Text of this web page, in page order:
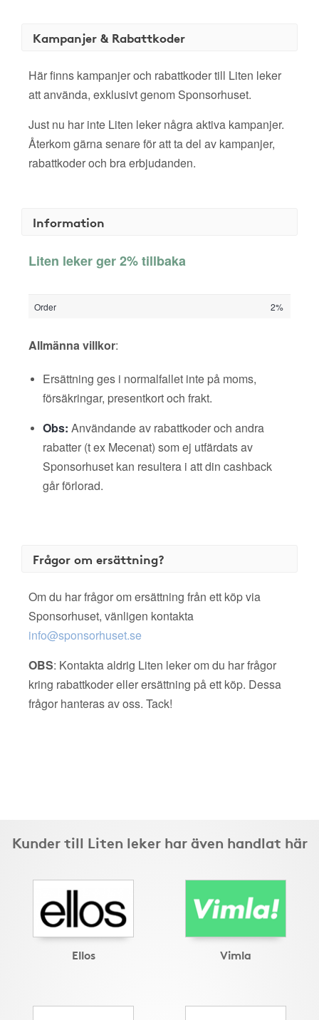
Kampanjer & Rabattkoder
Här finns kampanjer och rabattkoder till Liten leker
att använda, exklusivt genom Sponsorhuset.
Just nu har inte Liten leker några aktiva kampanjer.
Återkom gärna senare för att ta del av kampanjer,
rabattkoder och bra erbjudanden.
Information
Liten leker ger 2% tillbaka
Order 2%
Allmänna villkor:
Ersättning ges i normalfallet inte på moms,
försäkringar, presentkort och frakt.
Obs: Användande av rabattkoder och andra
rabatter (t ex Mecenat) som ej utfärdats av
Sponsorhuset kan resultera i att din cashback
går förlorad.
Frågor om ersättning?
Om du har frågor om ersättning från ett köp via
Sponsorhuset, vänligen kontakta
info@sponsorhuset.se
OBS: Kontakta aldrig Liten leker om du har frågor
kring rabattkoder eller ersättning på ett köp. Dessa
frågor hanteras av oss. Tack!
Kunder till Liten leker har även handlat här
Ellos Vimla